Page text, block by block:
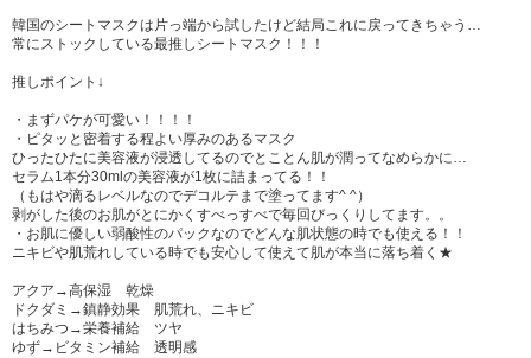
韓国のシートマスクは片っ端から試したけど結局これに戻ってきちゃう…
常にストックしている最推しシートマスク！！！
推しポイント↓
・まずパケが可愛い！！！！
・ピタッと密着する程よい厚みのあるマスク
ひったひたに美容液が浸透してるのでとことん肌が潤ってなめらかに…
セラム1本分30mlの美容液が1枚に詰まってる！！
（もはや滴るレベルなのでデコルテまで塗ってます^ ^）
剥がした後のお肌がとにかくすべっすべで毎回びっくりしてます。。
・お肌に優しい弱酸性のパックなのでどんな肌状態の時でも使える！！
ニキビや肌荒れしている時でも安心して使えて肌が本当に落ち着く★
アクア→高保湿 乾燥
ドクダミ→鎮静効果 肌荒れ、ニキビ
はちみつ→栄養補給 ツヤ
ゆず→ビタミン補給 透明感